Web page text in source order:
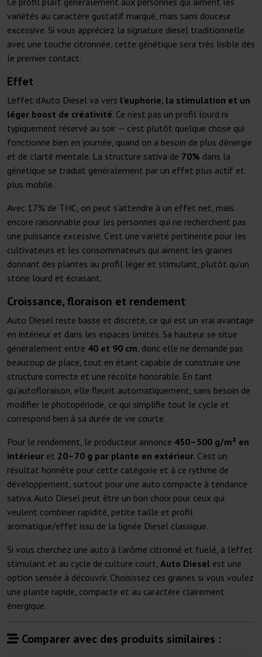
variétés au caractère gustatif marqué, mais sans douceur
excessive. Si vous appréciez la signature diesel traditionnelle
avec une touche citronnée, cette génétique sera très lisible dès
le premier contact.
Effet
L’effet d’Auto Diesel va vers l’euphorie, la stimulation et un
léger boost de créativité. Ce n’est pas un profil lourd ni
typiquement réservé au soir — c’est plutôt quelque chose qui
fonctionne bien en journée, quand on a besoin de plus d’énergie
et de clarté mentale. La structure sativa de 70% dans la
génétique se traduit généralement par un effet plus actif et
plus mobile.
Avec 17% de THC, on peut s’attendre à un effet net, mais
encore raisonnable pour les personnes qui ne recherchent pas
une puissance excessive. C’est une variété pertinente pour les
cultivateurs et les consommateurs qui aiment les graines
donnant des plantes au profil léger et stimulant, plutôt qu’un
stone lourd et écrasant.
Croissance, floraison et rendement
Auto Diesel reste basse et discrète, ce qui est un vrai avantage
en intérieur et dans les espaces limités. Sa hauteur se situe
généralement entre 40 et 90 cm, donc elle ne demande pas
beaucoup de place, tout en étant capable de construire une
structure correcte et une récolte honorable. En tant
qu’autofloraison, elle fleurit automatiquement, sans besoin de
modifier le photopériode, ce qui simplifie tout le cycle et
correspond bien à sa durée de vie courte.
Pour le rendement, le producteur annonce 450–500 g/m² en
intérieur et 20–70 g par plante en extérieur. C’est un
résultat honnête pour cette catégorie et à ce rythme de
développement, surtout pour une auto compacte à tendance
sativa. Auto Diesel peut être un bon choix pour ceux qui
veulent combiner rapidité, petite taille et profil
aromatique/effet issu de la lignée Diesel classique.
Si vous cherchez une auto à l’arôme citronné et fuelé, à l’effet
stimulant et au cycle de culture court, Auto Diesel est une
option sensée à découvrir. Choisissez ces graines si vous voulez
une plante rapide, compacte et au caractère clairement
énergique.
Comparer avec des produits similaires :